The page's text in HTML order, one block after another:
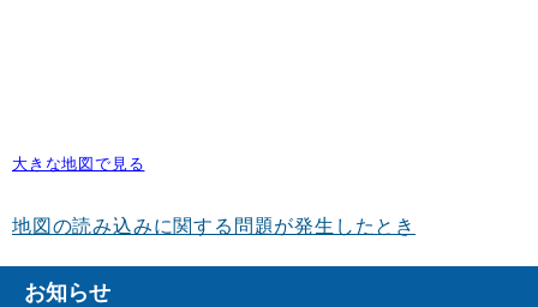
大きな地図で見る
地図の読み込みに関する問題が発生したとき
お知らせ